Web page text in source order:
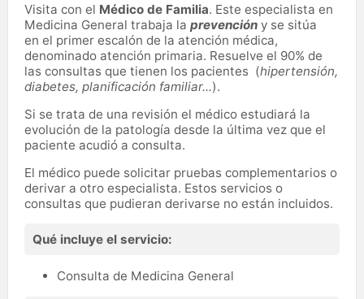
Visita con el Médico de Familia. Este especialista en
Medicina General trabaja la prevención y se sitúa
en el primer escalón de la atención médica,
denominado atención primaria. Resuelve el 90% de
las consultas que tienen los pacientes (hipertensión,
diabetes, planificación familiar...).
Si se trata de una revisión el médico estudiará la
evolución de la patología desde la última vez que el
paciente acudió a consulta.
El médico puede solicitar pruebas complementarios o
derivar a otro especialista. Estos servicios o
consultas que pudieran derivarse no están incluidos.
Qué incluye el servicio:
Consulta de Medicina General